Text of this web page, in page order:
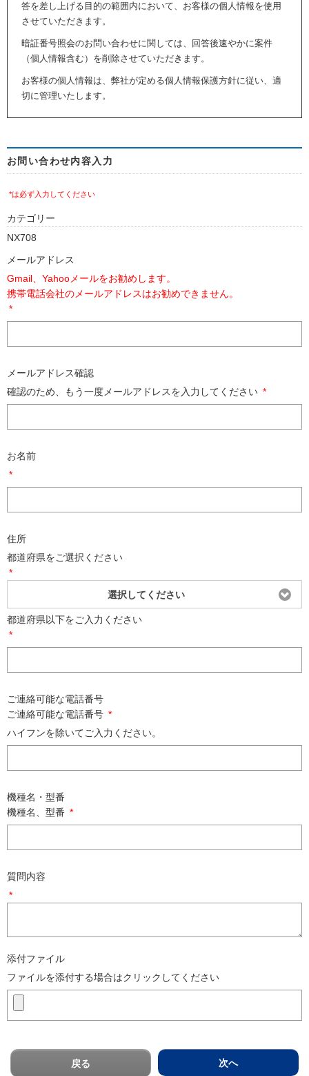
答を差し上げる目的の範囲内において、お客様の個人情報を使用
させていただきます。
暗証番号照会のお問い合わせに関しては、回答後速やかに案件
（個人情報含む）を削除させていただきます。
お客様の個人情報は、弊社が定める個人情報保護方針に従い、適
切に管理いたします。
お問い合わせ内容入力
*は必ず入力してください
カテゴリー
NX708
メールアドレス
Gmail、Yahooメールをお勧めします。
携帯電話会社のメールアドレスはお勧めできません。
*
メールアドレス確認
確認のため、もう一度メールアドレスを入力してください *
お名前
*
住所
都道府県をご選択ください
*
選択してください
都道府県以下をご入力ください
*
ご連絡可能な電話番号
ご連絡可能な電話番号 *
ハイフンを除いてご入力ください。
機種名・型番
機種名、型番 *
質問内容
*
添付ファイル
ファイルを添付する場合はクリックしてください
戻る 次へ